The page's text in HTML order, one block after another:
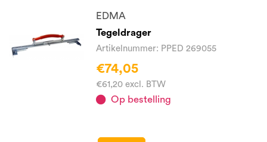
EDMA
Tegeldrager
Artikelnummer: PPED 269055
€74,05
€61,20 excl. BTW
Op bestelling